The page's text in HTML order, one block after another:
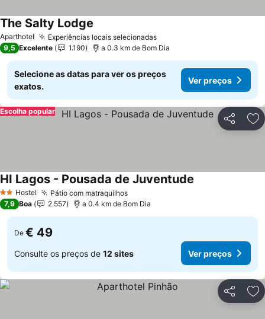
Aparthotel Experiências locais selecionadas
The Salty Lodge
9,5 Excelente 1.190 a 0.3 km de Bom Dia
Selecione as datas para ver os preços
exatos.
Ver preços
Partilhar
Escolha popular
2 Estrelas
Hostel Pátio com matraquilhos
HI Lagos - Pousada de Juventude
7,9 Boa 2.557 a 0.4 km de Bom Dia
De € 49
Consulte os preços de 12 sites Ver preços
Partilhar